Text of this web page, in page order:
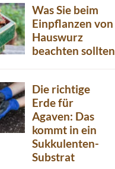
Was Sie beim
Einpflanzen von
Hauswurz
beachten sollten
Die richtige
Erde für
Agaven: Das
kommt in ein
Sukkulenten-
Substrat